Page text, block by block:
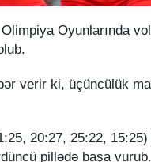
Oyunlarında
verir ki, üçüncülük
20:27, 25:22,
pillədə başa vurub.